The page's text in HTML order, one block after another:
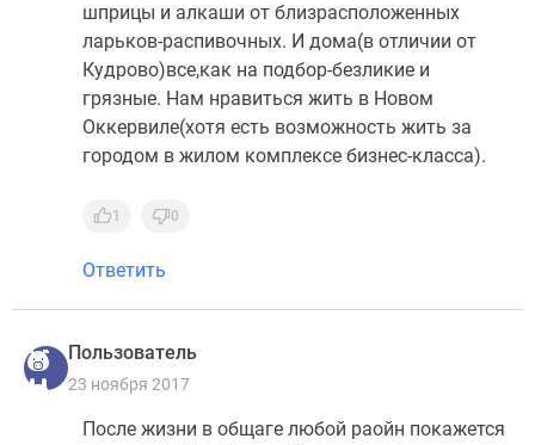
шприцы и алкаши от близрасположенных
ларьков-распивочных. И дома(в отличии от
Кудрово)все,как на подбор-безликие и
грязные. Нам нравиться жить в Новом
Оккервиле(хотя есть возможность жить за
городом в жилом комплексе бизнес-класса).
1 0
Ответить
Пользователь
23 ноября 2017
После жизни в общаге любой раойн покажется